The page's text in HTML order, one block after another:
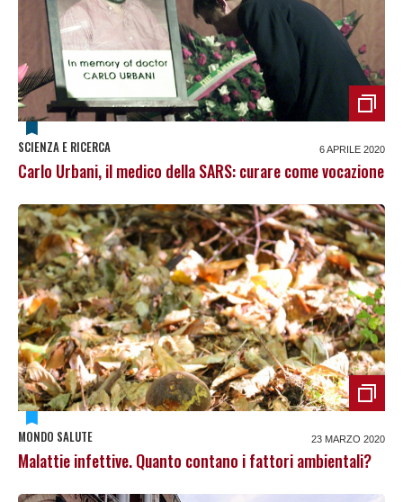
SCIENZA E RICERCA 6 APRILE 2020
Carlo Urbani, il medico della SARS: curare come vocazione
MONDO SALUTE 23 MARZO 2020
Malattie infettive. Quanto contano i fattori ambientali?